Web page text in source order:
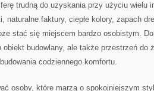
trudną do uzyskania przy użyciu wielu
naturalne faktury, ciepłe kolory, zapach
stać się miejscem bardzo osobistym.
obiekt budowlany, ale także przestrzeń do
codziennego komfortu.
osoby, które marzą o spokojniejszym